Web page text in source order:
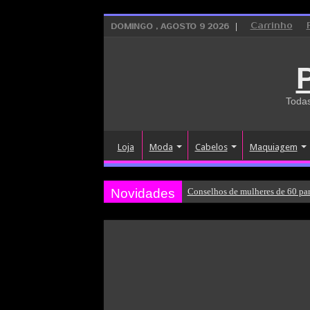
DOMINGO , AGOSTO 9 2026 Carrinho
Loja Moda Cabelos Maquiagem
Novidades Conselhos de mulheres de 60